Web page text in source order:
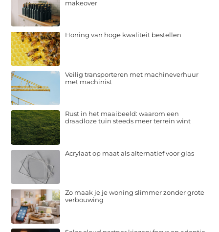
makeover
Honing van hoge kwaliteit bestellen
Veilig transporteren met machineverhuur
met machinist
Rust in het maaibeeld: waarom een
draadloze tuin steeds meer terrein wint
Acrylaat op maat als alternatief voor glas
Zo maak je je woning slimmer zonder grote
verbouwing